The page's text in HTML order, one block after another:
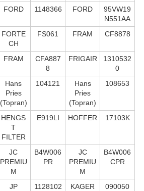
FORD 1148366 FORD
95VW19
N551AA
FORTE
CH
FS061 FRAM CF8878
FRAM
CFA887
8
FRIGAIR
1310532
0
Hans
Pries
(Topran)
104121
Hans
Pries
(Topran)
108653
HENGS
T
FILTER
E919LI HOFFER 17103K
JC
PREMIU
M
B4W006
PR
JC
PREMIU
M
B4W006
CPR
JP
1128102
KAGER 090050